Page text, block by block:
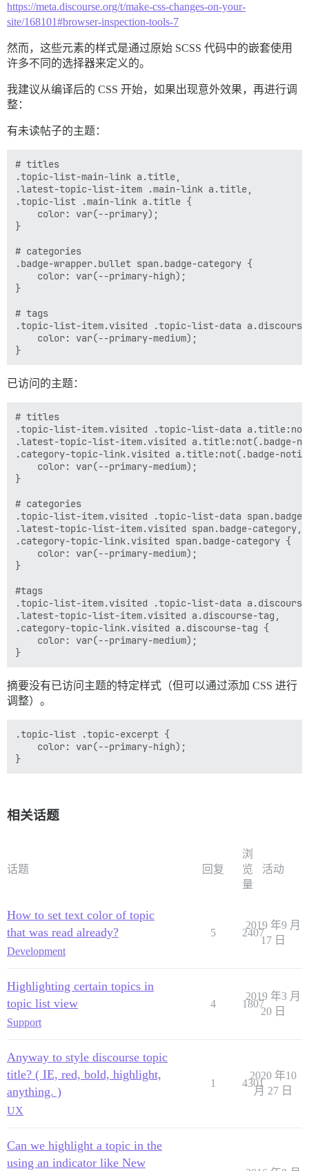
https://meta.discourse.org/t/make-css-changes-on-your-
site/168101#browser-inspection-tools-7
然而，这些元素的样式是通过原始 SCSS 代码中的嵌套使用
许多不同的选择器来定义的。
我建议从编译后的 CSS 开始，如果出现意外效果，再进行调
整：
有未读帖子的主题：
# titles
.topic-list-main-link a.title,
.latest-topic-list-item .main-link a.title,
.topic-list .main-link a.title {
    color: var(--primary);
}
# categories
.badge-wrapper.bullet span.badge-category {
    color: var(--primary-high);
}
# tags
.topic-list-item.visited .topic-list-data
    color: var(--primary-medium);
已访问的主题：
# titles
.topic-list-item.visited .topic-list-data
.latest-topic-list-item.visited a.title:not(.badge-
.category-topic-link.visited a.title:not(.badge-
    color: var(--primary-medium);
}
# categories
.topic-list-item.visited .topic-list-data span.badge-
.latest-topic-list-item.visited span.badge-category,
.category-topic-link.visited span.badge-category {
    color: var(--primary-medium);
}
#tags
.topic-list-item.visited .topic-list-data
.latest-topic-list-item.visited a.discourse-tag,
.category-topic-link.visited a.discourse-tag {
    color: var(--primary-medium);
摘要没有已访问主题的特定样式（但可以通过添加 CSS 进行
调整）。
.topic-list .topic-excerpt {
    color: var(--primary-high);
相关话题
话题 回复
浏
览
量
活动
How to set text color of topic
that was read already?
Development
5 2407
2019 年9 月
17 日
Highlighting certain topics in
topic list view
Support
4 1807
2019 年3 月
20 日
Anyway to style discourse topic
title? ( IE, red, bold, highlight,
anything. )
UX
1 4301
2020 年10
月 27 日
Can we highlight a topic in the
using an indicator like New